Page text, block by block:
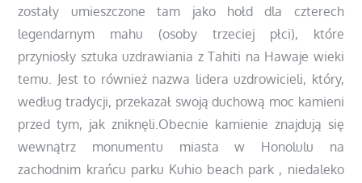
zostały umieszczone tam jako hołd dla czterech
legendarnym mahu (osoby trzeciej płci), które
przyniosły sztuka uzdrawiania z Tahiti na Hawaje wieki
temu. Jest to również nazwa lidera uzdrowicieli, który,
według tradycji, przekazał swoją duchową moc kamieni
przed tym, jak zniknęli.Obecnie kamienie znajdują się
wewnątrz monumentu miasta w Honolulu na
zachodnim krańcu parku Kuhio beach park , niedaleko